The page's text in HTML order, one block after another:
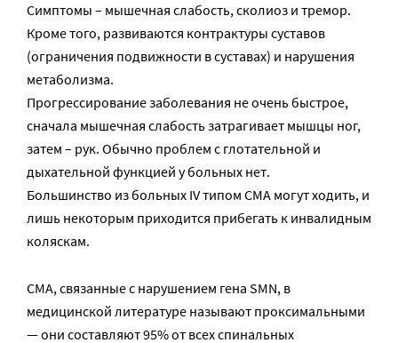
Симптомы – мышечная слабость, сколиоз и тремор.
Кроме того, развиваются контрактуры суставов
(ограничения подвижности в суставах) и нарушения
метаболизма.
Прогрессирование заболевания не очень быстрое,
сначала мышечная слабость затрагивает мышцы ног,
затем – рук. Обычно проблем с глотательной и
дыхательной функцией у больных нет.
Большинство из больных IV типом СМА могут ходить, и
лишь некоторым приходится прибегать к инвалидным
коляскам.
СМА, связанные с нарушением гена SMN, в
медицинской литературе называют проксимальными
— они составляют 95% от всех спинальных